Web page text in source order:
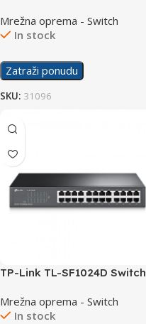
/Switch
Mrežna oprema - Switch
In stock
Zatraži ponudu
SKU: 31096
TP-Link TL-SF1024D Switch
Mrežna oprema - Switch
In stock